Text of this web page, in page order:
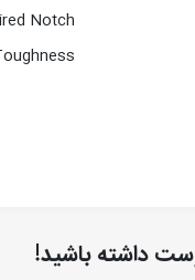
Notch
داشته باشید!